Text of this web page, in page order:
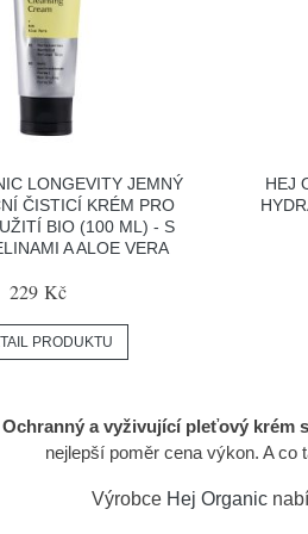
LONGEVITY JEMNÝ
ČISTICÍ KRÉM PRO
BIO (100 ML) - S
A ALOE VERA
229 Kč
PRODUKTU
HEJ
a vyživující pleťový krém
nejlepší poměr cena výkon. A co
Výrobce Hej Organic